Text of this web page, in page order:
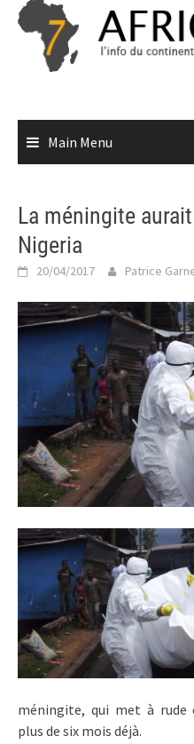
Skip
content
Main Menu
La méningite
Nigeria
20/04/2017 Patrice
méningite, qui met à rude
plus de six mois déjà.